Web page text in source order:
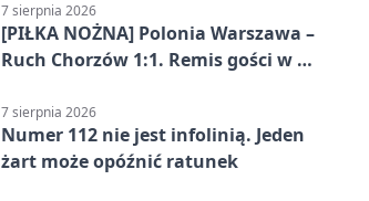
7 sierpnia 2026
[PIŁKA NOŻNA] Polonia Warszawa –
Ruch Chorzów 1:1. Remis gości w 3.
7 sierpnia 2026
Numer 112 nie jest infolinią. Jeden
żart może opóźnić ratunek